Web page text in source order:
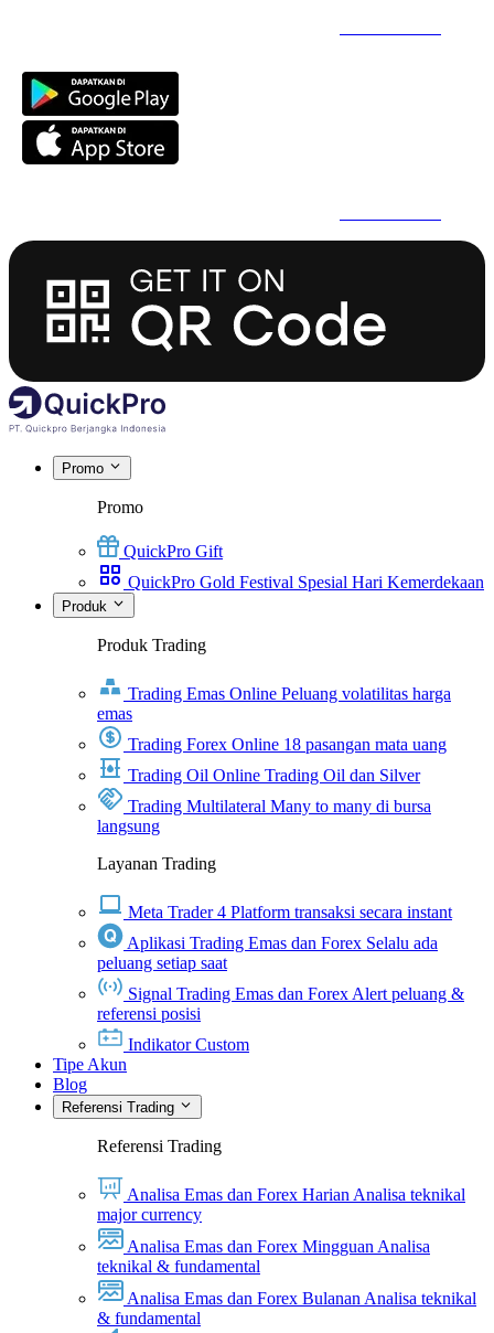
Promo
Promo
QuickPro Gift
QuickPro Gold Festival Spesial Hari Kemerdekaan
Produk
Produk Trading
Trading Emas Online Peluang volatilitas harga
emas
Trading Forex Online 18 pasangan mata uang
Trading Oil Online Trading Oil dan Silver
Trading Multilateral Many to many di bursa
langsung
Layanan Trading
Meta Trader 4 Platform transaksi secara instant
Aplikasi Trading Emas dan Forex Selalu ada
peluang setiap saat
Signal Trading Emas dan Forex Alert peluang &
referensi posisi
Indikator Custom
Tipe Akun
Blog
Referensi Trading
Referensi Trading
Analisa Emas dan Forex Harian Analisa teknikal
major currency
Analisa Emas dan Forex Mingguan Analisa
teknikal & fundamental
Analisa Emas dan Forex Bulanan Analisa teknikal
& fundamental